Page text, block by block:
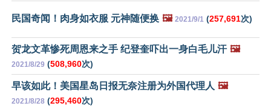
民国奇闻！肉身如衣服 元神随便换 🖼️ 2021/9/1 (257,691次)
贺龙文革惨死周恩来之手 纪登奎吓出一身白毛儿汗 🖼️
2021/8/29 (508,960次)
早该如此！美国星岛日报无奈注册为外国代理人 🖼️
2021/8/28 (295,460次)